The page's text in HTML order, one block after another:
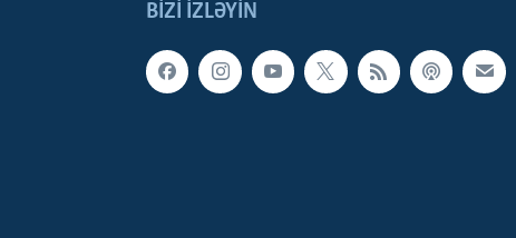
BIZI IZLƏYIN